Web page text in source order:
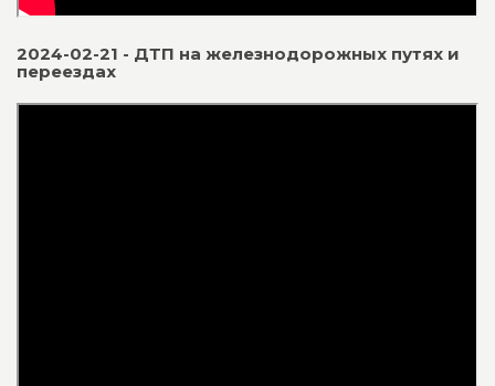
2024-02-21 - ДТП на железнодорожных путях и
переездах